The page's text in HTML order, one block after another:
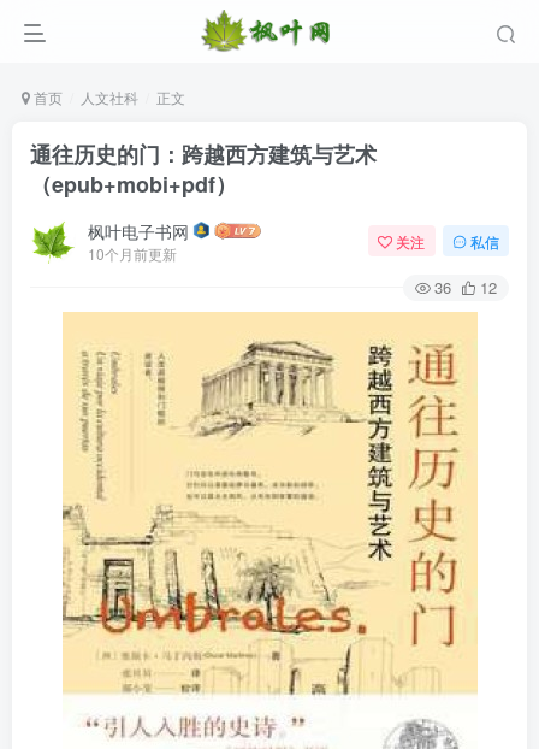
首页 人文社科 正文
通往历史的门：跨越西方建筑与艺术
（epub+mobi+pdf）
枫叶电子书网
10个月前更新
关注 私信
36 12
登录
没有账号？立即注册
用户名/手机号/邮箱
登录密码
记住登录 找回密码 免密登录
登录
社交账号登录